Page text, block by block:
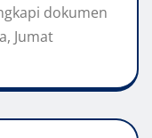
dokumen
Jumat